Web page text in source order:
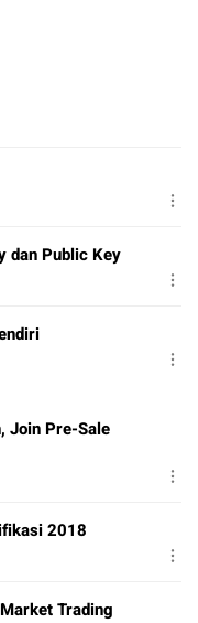
dan Public Key
Join Pre-Sale
2018
Trading